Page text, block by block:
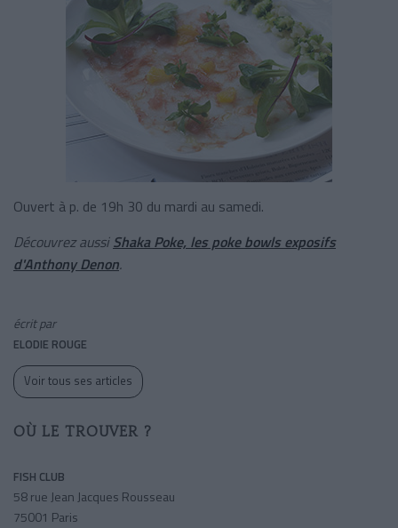
Ouvert à p. de 19h 30 du mardi au samedi.
Découvrez aussiShaka Poke, les poke bowls exposifs
d'Anthony Denon.
écrit par
ELODIE ROUGE
Voir tous ses articles
OÙ LE TROUVER ?
FISH CLUB
58 rue Jean Jacques Rousseau
75001 Paris